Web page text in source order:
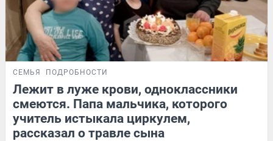
СЕМЬЯ ПОДРОБНОСТИ
Лежит в луже крови, одноклассники
смеются. Папа мальчика, которого
учитель истыкала циркулем,
рассказал о травле сына